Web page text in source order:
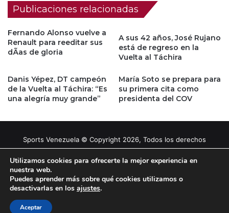
Publicaciones relacionadas
Fernando Alonso vuelve a
Renault para reeditar sus
dÃ­as de gloria
A sus 42 años, José Rujano
está de regreso en la
Vuelta al Táchira
Danis Yépez, DT campeón
de la Vuelta al Táchira: “Es
una alegría muy grande”
María Soto se prepara para
su primera cita como
presidenta del COV
Sports Venezuela © Copyright 2026, Todos los derechos
Facebook
X YouTubeInstagram
Utilizamos cookies para ofrecerte la mejor experiencia en
nuestra web.
Puedes aprender más sobre qué cookies utilizamos o
desactivarlas en los ajustes.
Aceptar